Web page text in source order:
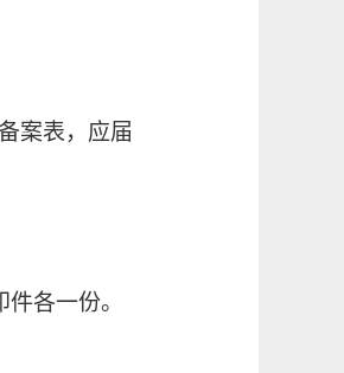
案表，应届
各一份。